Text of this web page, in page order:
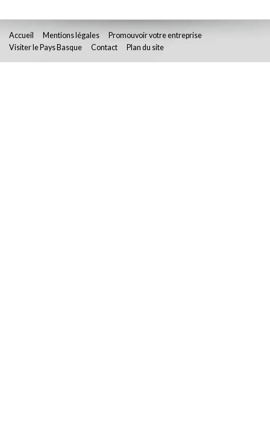
Accueil Mentions légales
Promouvoir votre entreprise
Visiter le Pays Basque
Contact Plan du site